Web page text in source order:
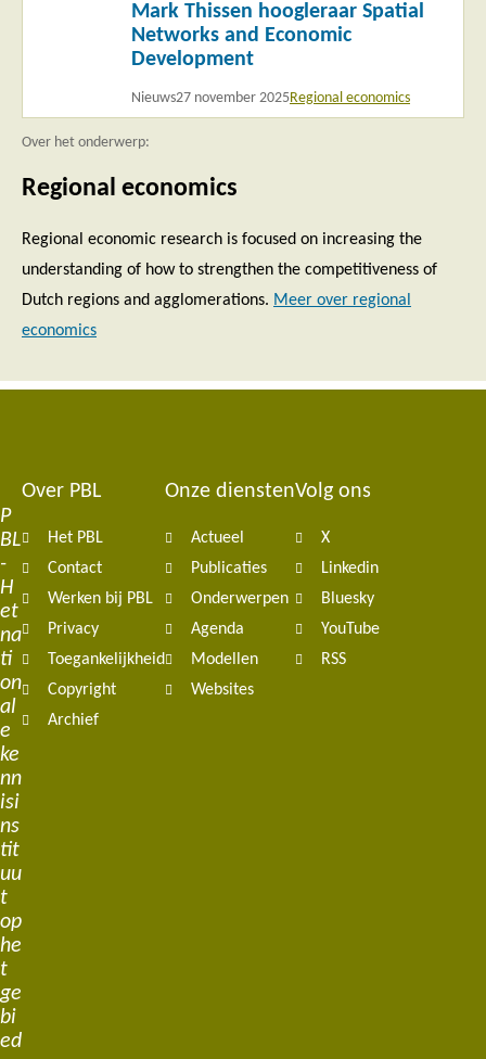
Mark Thissen hoogleraar Spatial
Networks and Economic
Development
Nieuws27 november 2025Regional economics
Over het onderwerp:
Regional economics
Regional economic research is focused on increasing the
understanding of how to strengthen the competitiveness of
Dutch regions and agglomerations. Meer over regional
economics
P
BL
-
H
et
na
ti
on
al
e
ke
nn
isi
ns
tit
uu
t
op
he
t
ge
bi
ed
Footer
navigation
Over PBL
Het PBL
Contact
Werken bij PBL
Privacy
Toegankelijkheid
Copyright
Archief
Onze diensten
Actueel
Publicaties
Onderwerpen
Agenda
Modellen
Websites
Volg ons
X
Linkedin
Bluesky
YouTube
RSS